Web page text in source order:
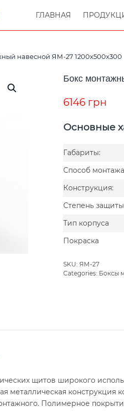
ГЛАВНАЯ
навесной ЯМ-27 1200x500x300
Бокс
6146 грн
Основные
Габариты:
Способ
Конструкция:
Степень защиты
Тип корпуса
Покраска
SKU:ЯМ-27
Categories: Боксы
щитов широкого
металлическая конструкция
Полимерное